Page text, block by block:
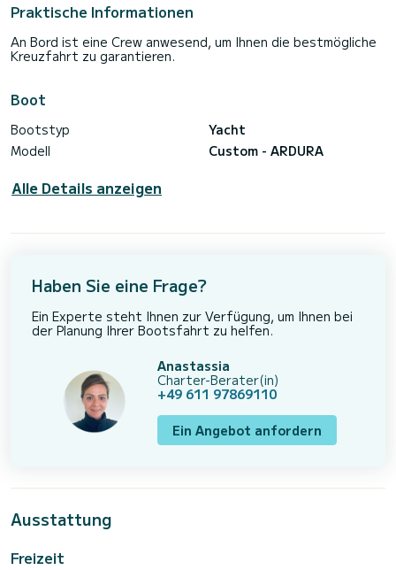
Praktische Informationen
An Bord ist eine Crew anwesend, um Ihnen die bestmögliche
Kreuzfahrt zu garantieren.
Boot
Bootstyp
Yacht
Modell
Custom - ARDURA
Alle Details anzeigen
Haben Sie eine Frage?
Ein Experte steht Ihnen zur Verfügung, um Ihnen bei
der Planung Ihrer Bootsfahrt zu helfen.
Anastassia
Charter-Berater(in)
+49 611 97869110
Ein Angebot anfordern
Ausstattung
Freizeit